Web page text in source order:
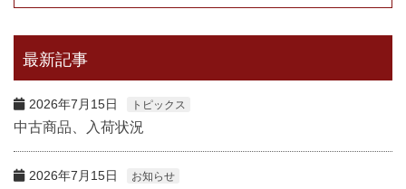
最新記事
2026年7月15日 トピックス
中古商品、入荷状況
2026年7月15日 お知らせ